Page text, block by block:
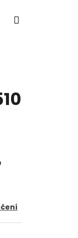
podmínky
Nákupní